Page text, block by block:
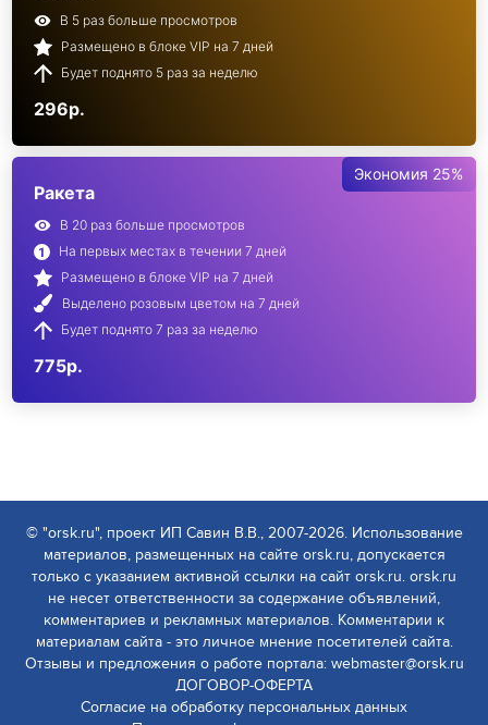
В 5 раз больше просмотров
Размещено в блоке VIP на 7 дней
Будет поднято 5 раз за неделю
296р.
Экономия 25%
Ракета
В 20 раз больше просмотров
На первых местах в течении 7 дней
Размещено в блоке VIP на 7 дней
Выделено розовым цветом на 7 дней
Будет поднято 7 раз за неделю
775р.
© "orsk.ru", проект ИП Савин В.В., 2007-2026. Использование
материалов, размещенных на сайте orsk.ru, допускается
только с указанием активной ссылки на сайт orsk.ru. orsk.ru
не несет ответственности за содержание объявлений,
комментариев и рекламных материалов. Комментарии к
материалам сайта - это личное мнение посетителей сайта.
Отзывы и предложения о работе портала: webmaster@orsk.ru
ДОГОВОР-ОФЕРТА
Согласие на обработку персональных данных